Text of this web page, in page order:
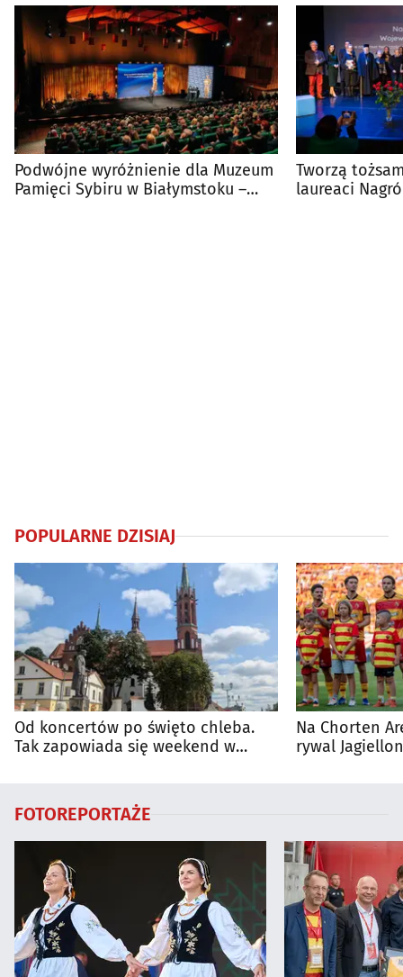
Podwójne wyróżnienie dla Muzeum
Pamięci Sybiru w Białymstoku –
Tworzą
laureaci
POPULARNE DZISIAJ
Od koncertów po święto chleba.
Tak zapowiada się weekend w
Na Chorten
rywal
FOTOREPORTAŻE